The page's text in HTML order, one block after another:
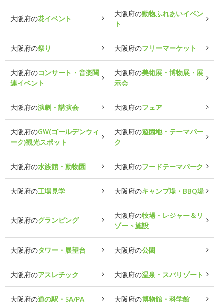
大阪府の花イベント
大阪府の動物ふれあいイベン
ト
大阪府の祭り 大阪府のフリーマーケット
大阪府のコンサート・音楽関
連イベント
大阪府の美術展・博物展・展
示会
大阪府の演劇・講演会 大阪府のフェア
大阪府のGW(ゴールデンウィ
ーク)観光スポット
大阪府の遊園地・テーマパー
ク
大阪府の水族館・動物園 大阪府のフードテーマパーク
大阪府の工場見学 大阪府のキャンプ場・BBQ場
大阪府のグランピング
大阪府の牧場・レジャー＆リ
ゾート施設
大阪府のタワー・展望台 大阪府の公園
大阪府のアスレチック 大阪府の温泉・スパリゾート
大阪府の道の駅・SA/PA 大阪府の博物館・科学館